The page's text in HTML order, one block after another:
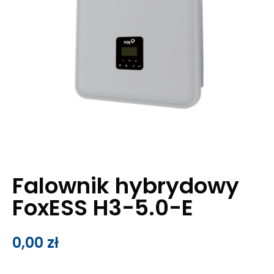
Falownik hybrydowy
FoxESS H3-5.0-E
0,00 zł